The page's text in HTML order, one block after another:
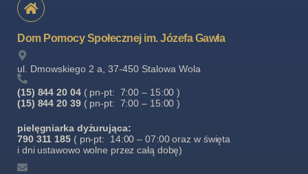
Dom Pomocy Społecznej im. Józefa Gawła
ul. Dmowskiego 2 a, 37-450 Stalowa Wola
(15) 844 20 04 ( pn-pt: 7:00 – 15:00 )
(15) 844 20 39( pn-pt: 7:00 – 15:00 )
pielęgniarka dyżurująca:
790 311 185( pn-pt: 14:00 – 07:00 oraz w święta
i dni ustawowo wolne przez całą dobę)